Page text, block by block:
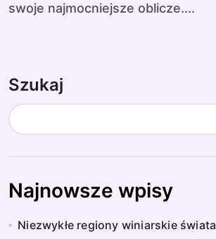
swoje najmocniejsze oblicze....
Szukaj
Najnowsze wpisy
Niezwykłe regiony winiarskie świata